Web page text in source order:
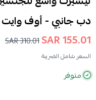
دب جانبي - أوف وايت
155.01 SAR
310.01 SAR
السعر شامل الضريبة
متوفر